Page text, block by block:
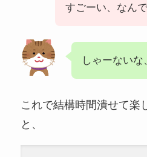
すごーい、なん
しゃーない
これで結構時間潰せて楽
と、